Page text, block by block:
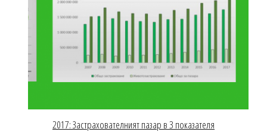
2017: Застрахователният пазар в 3 показателя